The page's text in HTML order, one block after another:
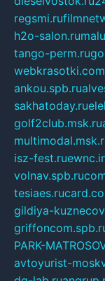
regsmi.ru
h2o-salon.ru
tango-perm.ru
webkrasotki.com
ankou.spb.ru
sakhatoday.ru
golf2club.msk.ru
isz-fest.ru
volnav.spb.ru
tesiaes.ru
gildiya-
PARK-
avtoyurist-